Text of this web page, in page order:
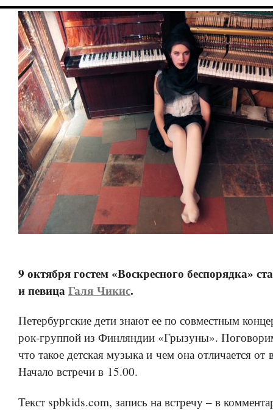
9 октября гостем «Воскресного беспорядка»
и певицаГаля Чикис.
Петербургские дети знают ее по совместным
рок-группой из Финляндии «Грызуны».
что такое детская музыка и чем она отличается от
Начало встречи в 15.00.
Текст spbkids.com, запись на встречу – в